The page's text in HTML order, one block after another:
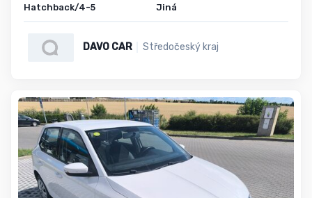
Hatchback/4-5
Jiná
DAVO CAR Středočeský kraj